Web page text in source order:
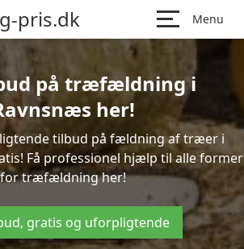
pris.dk Menu
på træfældning i
her!
tilbud på fældning af træer i
Få professionel hjælp til alle former
for træfældning her!
gratis og uforpligtende